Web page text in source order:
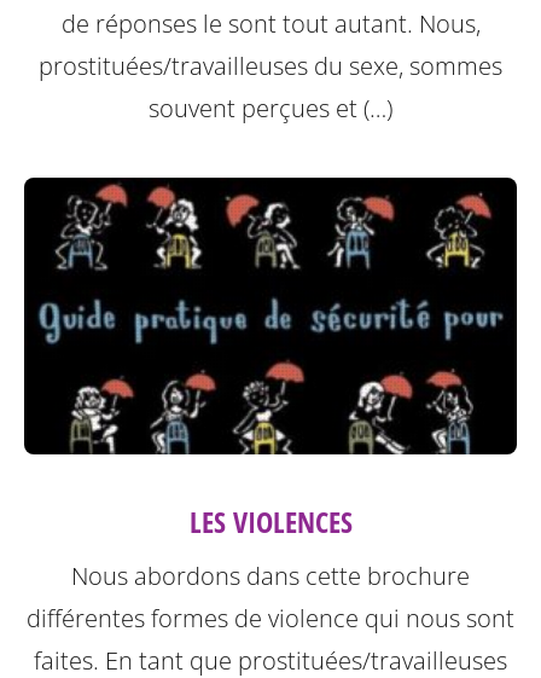
de réponses le sont tout autant. Nous,
prostituées/travailleuses du sexe, sommes
souvent perçues et (…)
LES VIOLENCES
Nous abordons dans cette brochure
différentes formes de violence qui nous sont
faites. En tant que prostituées/travailleuses